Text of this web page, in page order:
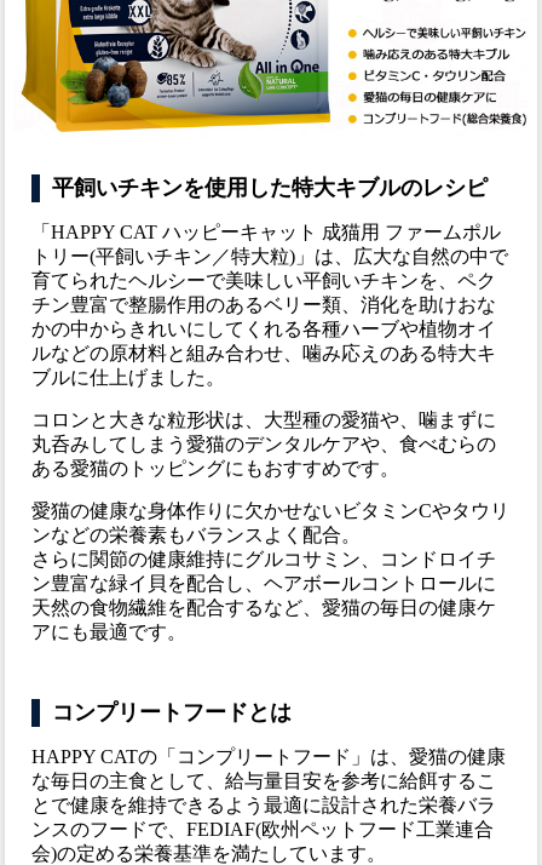
平飼いチキンを使用した特大キブルのレシピ
「HAPPY CAT ハッピーキャット 成猫用 ファームポル
トリー(平飼いチキン／特大粒)」は、広大な自然の中で
育てられたヘルシーで美味しい平飼いチキンを、ペク
チン豊富で整腸作用のあるベリー類、消化を助けおな
かの中からきれいにしてくれる各種ハーブや植物オイ
ルなどの原材料と組み合わせ、噛み応えのある特大キ
ブルに仕上げました。
コロンと大きな粒形状は、大型種の愛猫や、噛まずに
丸呑みしてしまう愛猫のデンタルケアや、食べむらの
ある愛猫のトッピングにもおすすめです。
愛猫の健康な身体作りに欠かせないビタミンCやタウリ
ンなどの栄養素もバランスよく配合。
さらに関節の健康維持にグルコサミン、コンドロイチ
ン豊富な緑イ貝を配合し、ヘアボールコントロールに
天然の食物繊維を配合するなど、愛猫の毎日の健康ケ
アにも最適です。
コンプリートフードとは
HAPPY CATの「コンプリートフード」は、愛猫の健康
な毎日の主食として、給与量目安を参考に給餌するこ
とで健康を維持できるよう最適に設計された栄養バラ
ンスのフードで、FEDIAF(欧州ペットフード工業連合
会)の定める栄養基準を満たしています。